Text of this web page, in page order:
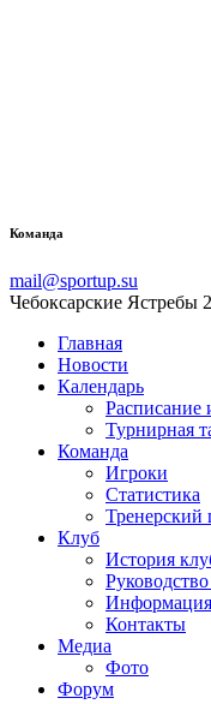
Команда
mail@sportup.su
Чебоксарские Ястребы
Главная
Новости
Календарь
Расписание
Турнирная
Команда
Игроки
Статистика
Тренерский
Клуб
История
Контакты
Медиа
Фото
Форум